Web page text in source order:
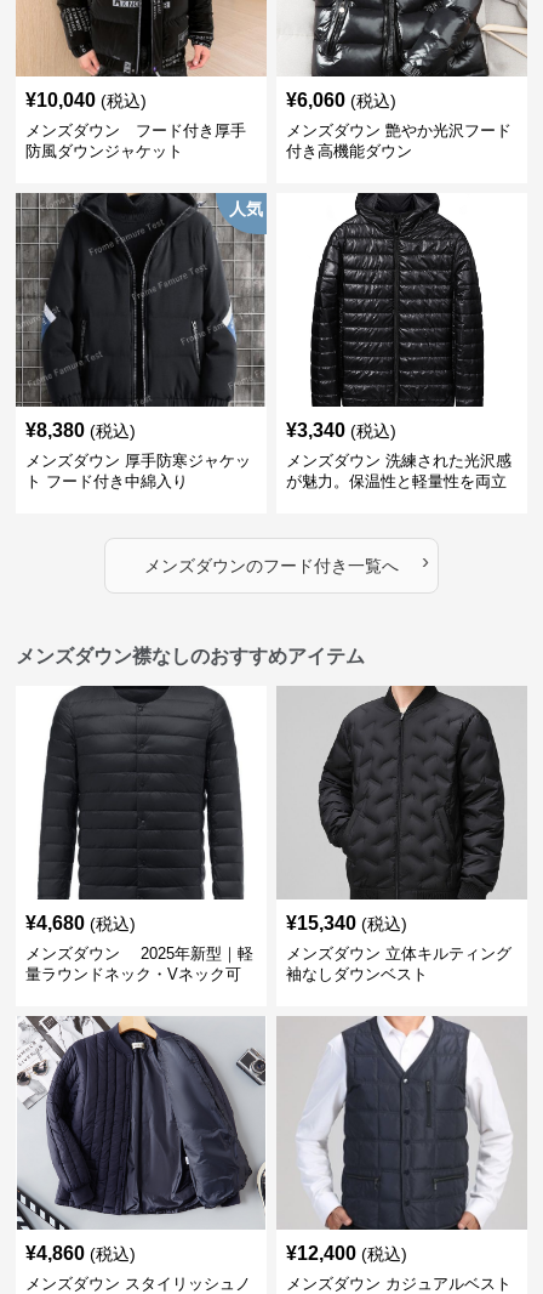
¥10,040 (税込)
メンズダウン フード付き厚手
防風ダウンジャケット
¥6,060 (税込)
メンズダウン 艶やか光沢フード
付き高機能ダウン
人気
¥8,380 (税込)
メンズダウン 厚手防寒ジャケッ
ト フード付き中綿入り
¥3,340 (税込)
メンズダウン 洗練された光沢感
が魅力。保温性と軽量性を両立
メンズダウンのフード付き一覧へ ›
メンズダウン襟なしのおすすめアイテム
¥4,680 (税込)
メンズダウン 2025年新型｜軽
量ラウンドネック・Vネック可
¥15,340 (税込)
メンズダウン 立体キルティング
袖なしダウンベスト
¥4,860 (税込)
メンズダウン スタイリッシュノ
¥12,400 (税込)
メンズダウン カジュアルベスト